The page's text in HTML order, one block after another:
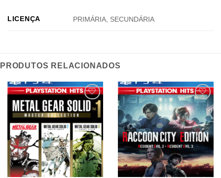
LICENÇA PRIMÁRIA, SECUNDÁRIA
PRODUTOS RELACIONADOS